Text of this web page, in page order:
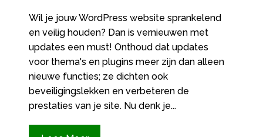
Wil je jouw WordPress website sprankelend
en veilig houden? Dan is vernieuwen met
updates een must! Onthoud dat updates
voor thema's en plugins meer zijn dan alleen
nieuwe functies; ze dichten ook
beveiligingslekken en verbeteren de
prestaties van je site.​ Nu denk je...